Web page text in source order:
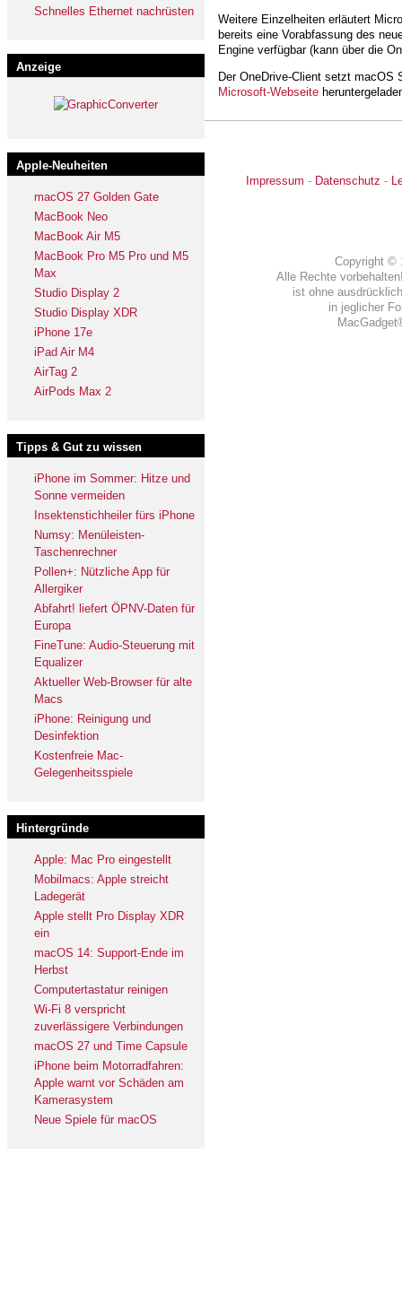
Schnelles Ethernet nachrüsten
Anzeige
Apple-Neuheiten
macOS 27 Golden Gate
MacBook Neo
MacBook Air M5
MacBook Pro M5 Pro und M5
Max
Studio Display 2
Studio Display XDR
iPhone 17e
iPad Air M4
AirTag 2
AirPods Max 2
Tipps & Gut zu wissen
iPhone im Sommer: Hitze und
Sonne vermeiden
Insektenstichheiler fürs iPhone
Numsy: Menüleisten-
Taschenrechner
Pollen+: Nützliche App für
Allergiker
Abfahrt! liefert ÖPNV-Daten für
Europa
FineTune: Audio-Steuerung mit
Equalizer
Aktueller Web-Browser für alte
Macs
iPhone: Reinigung und
Desinfektion
Kostenfreie Mac-
Gelegenheitsspiele
Hintergründe
Apple: Mac Pro eingestellt
Mobilmacs: Apple streicht
Ladegerät
Apple stellt Pro Display XDR
ein
macOS 14: Support-Ende im
Herbst
Computertastatur reinigen
Wi-Fi 8 verspricht
zuverlässigere Verbindungen
macOS 27 und Time Capsule
iPhone beim Motorradfahren:
Apple warnt vor Schäden am
Kamerasystem
Neue Spiele für macOS
Weitere Einzelheiten erläutert
bereits eine Vorabfassung des
Engine verfügbar (kann über die
Der OneDrive-Client setzt macOS
Microsoft-Webseite
Impressum - Datenschutz -
Copyright ©
Alle Rechte
ist ohne
in jeglicher